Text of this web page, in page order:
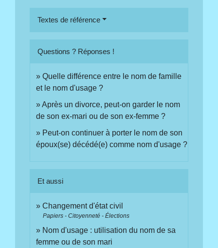
Textes de référence
Questions ? Réponses !
Quelle différence entre le nom de famille
et le nom d'usage ?
Après un divorce, peut-on garder le nom
de son ex-mari ou de son ex-femme ?
Peut-on continuer à porter le nom de son
époux(se) décédé(e) comme nom d'usage ?
Et aussi
Changement d'état civil
Papiers - Citoyenneté - Élections
Nom d'usage : utilisation du nom de sa
femme ou de son mari